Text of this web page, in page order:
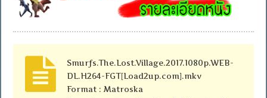
Smurfs.The.Lost.Village.2017.1080p.WEB-
DL.H264-FGT[Load2up.com].mkv
Format : Matroska